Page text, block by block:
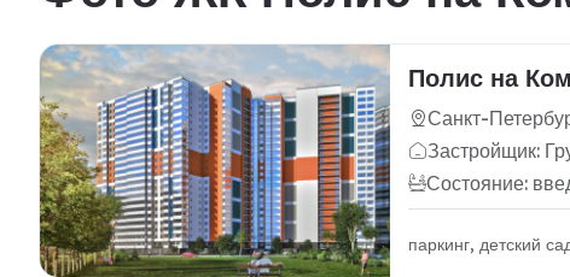
Полис на
Санкт-
Застройщик:
Состояние:
паркинг, детский